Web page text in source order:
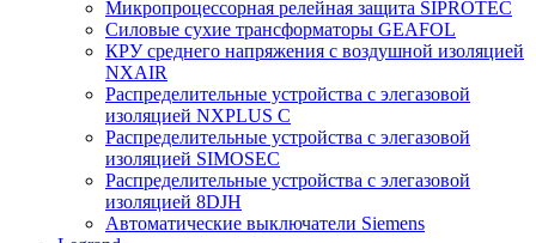
Микропроцессорная релейная защита SIPROTEC
Силовые сухие трансформаторы GEAFOL
КРУ среднего напряжения с воздушной изоляцией
NXAIR
Распределительные устройства с элегазовой
изоляцией NXPLUS C
Распределительные устройства с элегазовой
изоляцией SIMOSEC
Распределительные устройства с элегазовой
изоляцией 8DJH
Автоматические выключатели Siemens